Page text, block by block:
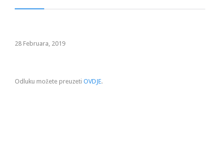
28 Februara, 2019
Odluku možete preuzeti OVDJE.